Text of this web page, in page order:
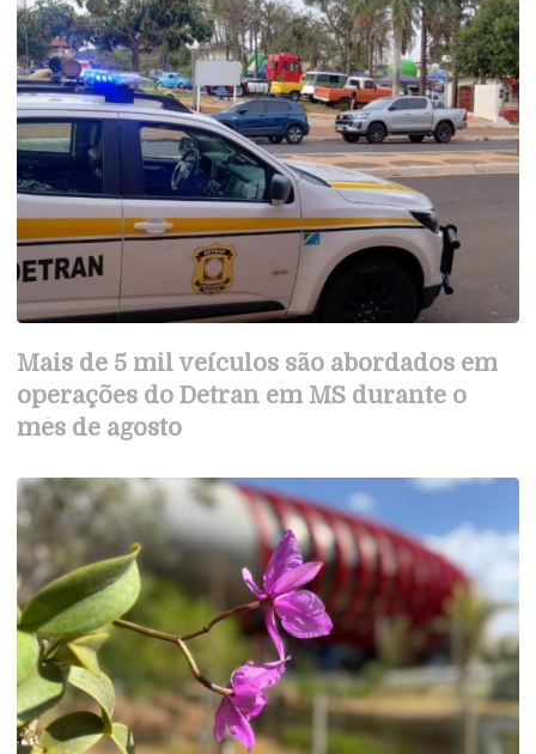
Mais de 5 mil veículos são abordados em
operações do Detran em MS durante o
mês de agosto